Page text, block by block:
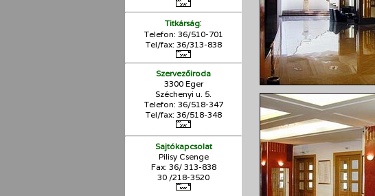
Titkárság:
Telefon: 36/510-701
Tel/fax: 36/313-838
Szervezőiroda
3300 Eger
Széchenyi u. 5.
Telefon: 36/518-347
Tel/fax: 36/518-348
Sajtókapcsolat
Pilisy Csenge
Fax: 36/ 313-838
30 /218-3520